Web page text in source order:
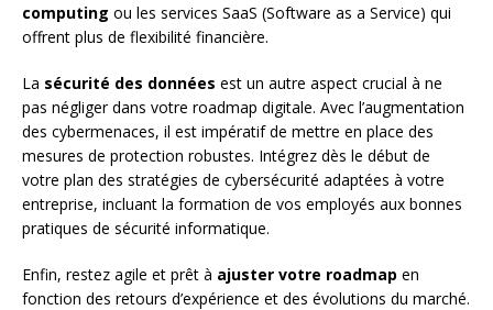
computing ou les services SaaS (Software as a Service) qui
offrent plus de flexibilité financière.
La sécurité des données est un autre aspect crucial à ne
pas négliger dans votre roadmap digitale. Avec l’augmentation
des cybermenaces, il est impératif de mettre en place des
mesures de protection robustes. Intégrez dès le début de
votre plan des stratégies de cybersécurité adaptées à votre
entreprise, incluant la formation de vos employés aux bonnes
pratiques de sécurité informatique.
Enfin, restez agile et prêt à ajuster votre roadmap en
fonction des retours d’expérience et des évolutions du marché.